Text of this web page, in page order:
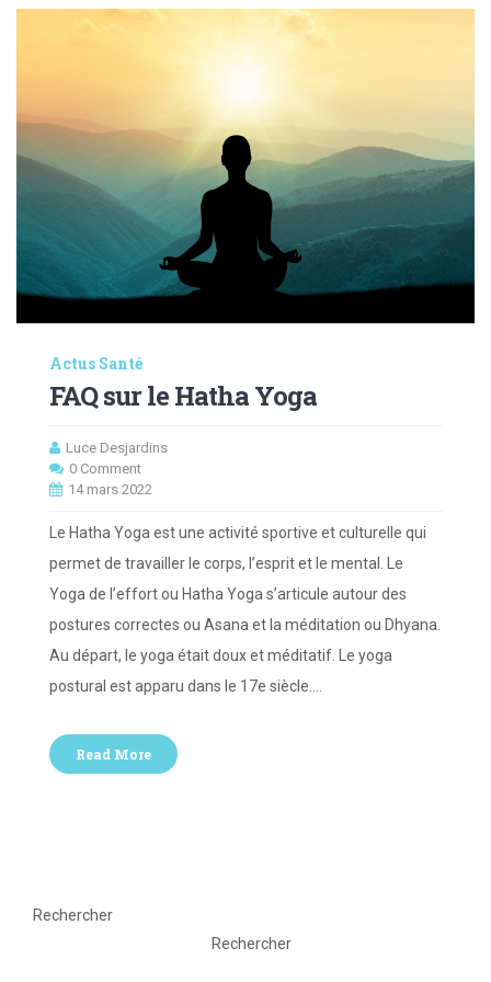
Actus Santé
FAQ sur le Hatha Yoga
Luce Desjardins
0 Comment
14 mars 2022
Le Hatha Yoga est une activité sportive et culturelle qui
permet de travailler le corps, l’esprit et le mental. Le
Yoga de l’effort ou Hatha Yoga s’articule autour des
postures correctes ou Asana et la méditation ou Dhyana.
Au départ, le yoga était doux et méditatif. Le yoga
postural est apparu dans le 17e siècle.…
Read More
Rechercher
Rechercher